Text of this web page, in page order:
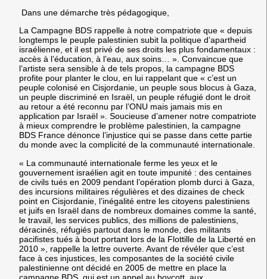
Dans une démarche très pédagogique,
La Campagne BDS rappelle à notre compatriote que « depuis
longtemps le peuple palestinien subit la politique d’apartheid
israélienne, et il est privé de ses droits les plus fondamentaux :
accès à l’éducation, à l’eau, aux soins… ». Convaincue que
l’artiste sera sensible à de tels propos, la campagne BDS
profite pour planter le clou, en lui rappelant que « c’est un
peuple colonisé en Cisjordanie, un peuple sous blocus à Gaza,
un peuple discriminé en Israël, un peuple réfugié dont le droit
au retour a été reconnu par l’ONU mais jamais mis en
application par Israël ». Soucieuse d’amener notre compatriote
à mieux comprendre le problème palestinien, la campagne
BDS France dénonce l’injustice qui se passe dans cette partie
du monde avec la complicité de la communauté internationale.
« La communauté internationale ferme les yeux et le
gouvernement israélien agit en toute impunité : des centaines
de civils tués en 2009 pendant l’opération plomb durci à Gaza,
des incursions militaires régulières et des dizaines de check
point en Cisjordanie, l’inégalité entre les citoyens palestiniens
et juifs en Israël dans de nombreux domaines comme la santé,
le travail, les services publics, des millions de palestiniens,
déracinés, réfugiés partout dans le monde, des militants
pacifistes tués à bout portant lors de la Flottille de la Liberté en
2010 », rappelle la lettre ouverte. Avant de révéler que c’est
face à ces injustices, les composantes de la société civile
palestinienne ont décidé en 2005 de mettre en place la
campagne BDS qui est un appel au boycott, aux